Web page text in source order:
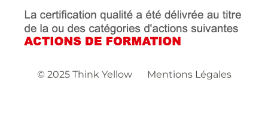
© 2025 Think Yellow Mentions Légales